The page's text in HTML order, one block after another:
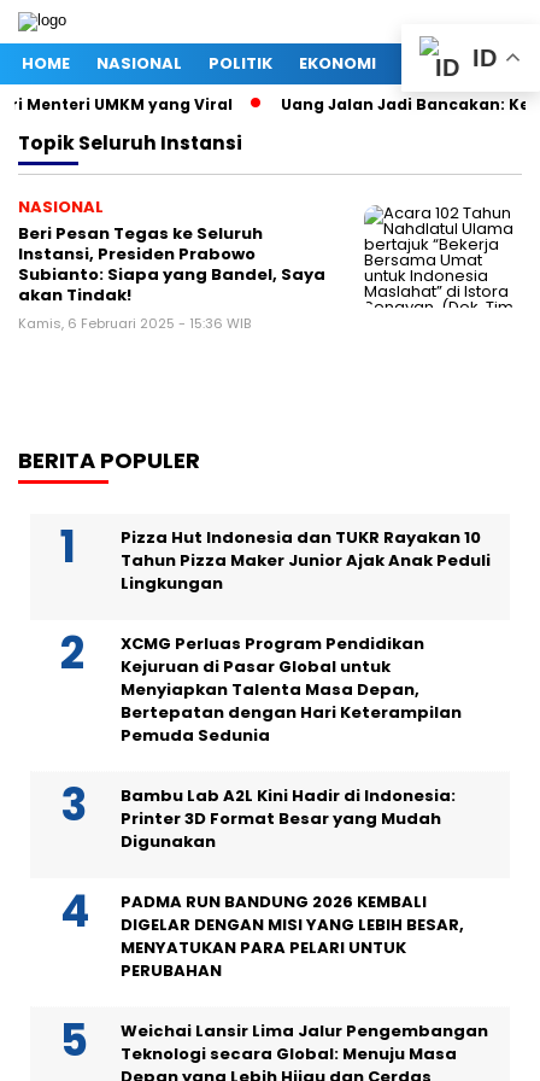
HOME NASIONAL POLITIK EKONOMI MEGAPOLITAN
Menteri UMKM yang Viral Uang Jalan Jadi Bancakan:
TopikSeluruh Instansi
NASIONAL
Beri Pesan Tegas ke Seluruh
Instansi, Presiden Prabowo
Subianto: Siapa yang Bandel, Saya
akan Tindak!
Kamis, 6 Februari 2025 - 15:36 WIB
BERITA POPULER
Pizza Hut Indonesia dan TUKR Rayakan 10
Tahun Pizza Maker Junior Ajak Anak Peduli
Lingkungan
XCMG Perluas Program Pendidikan
Kejuruan di Pasar Global untuk
Menyiapkan Talenta Masa Depan,
Bertepatan dengan Hari Keterampilan
Pemuda Sedunia
Bambu Lab A2L Kini Hadir di Indonesia:
Printer 3D Format Besar yang Mudah
Digunakan
PADMA RUN BANDUNG 2026 KEMBALI
DIGELAR DENGAN MISI YANG LEBIH BESAR,
MENYATUKAN PARA PELARI UNTUK
PERUBAHAN
Weichai Lansir Lima Jalur Pengembangan
Teknologi secara Global: Menuju Masa
ID